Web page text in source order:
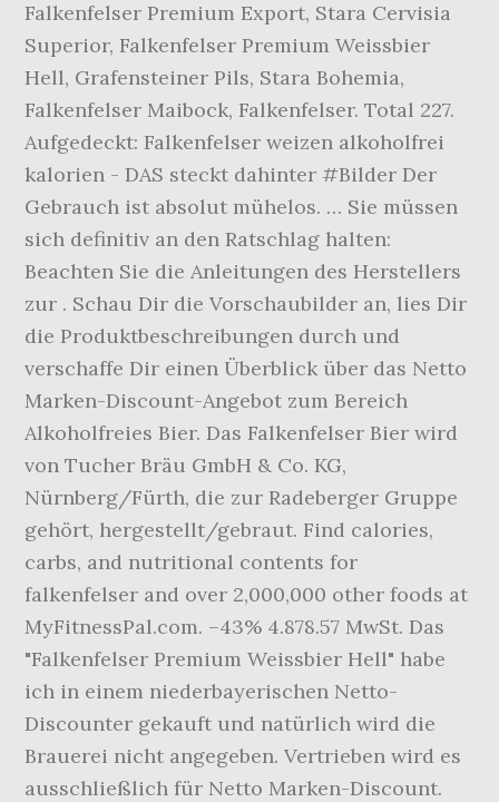
Falkenfelser Premium Export, Stara Cervisia
Superior, Falkenfelser Premium Weissbier
Hell, Grafensteiner Pils, Stara Bohemia,
Falkenfelser Maibock, Falkenfelser. Total 227.
Aufgedeckt: Falkenfelser weizen alkoholfrei
kalorien - DAS steckt dahinter #Bilder Der
Gebrauch ist absolut mühelos. … Sie müssen
sich definitiv an den Ratschlag halten:
Beachten Sie die Anleitungen des Herstellers
zur . Schau Dir die Vorschaubilder an, lies Dir
die Produktbeschreibungen durch und
verschaffe Dir einen Überblick über das Netto
Marken-Discount-Angebot zum Bereich
Alkoholfreies Bier. Das Falkenfelser Bier wird
von Tucher Bräu GmbH & Co. KG,
Nürnberg/Fürth, die zur Radeberger Gruppe
gehört, hergestellt/gebraut. Find calories,
carbs, and nutritional contents for
falkenfelser and over 2,000,000 other foods at
MyFitnessPal.com. –43% 4.878.57 MwSt. Das
"Falkenfelser Premium Weissbier Hell" habe
ich in einem niederbayerischen Netto-
Discounter gekauft und natürlich wird die
Brauerei nicht angegeben. Vertrieben wird es
ausschließlich für Netto Marken-Discount.